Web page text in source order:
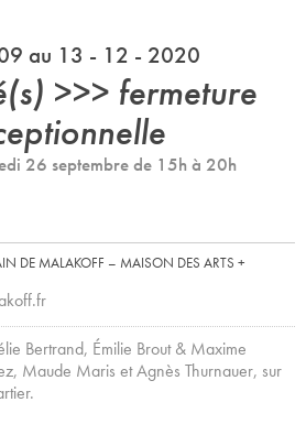
au 13 - 12 - 2020
>>> fermeture
26 septembre de 15h à 20h
DE MALAKOFF – MAISON DES ARTS +
Bertrand, Émilie Brout & Maxime
Maude Maris et Agnès Thurnauer, sur